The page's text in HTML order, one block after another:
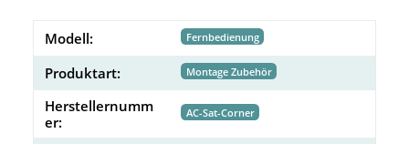
Modell: Fernbedienung
Produktart: Montage Zubehör
Herstellernumm
er:
AC-Sat-Corner